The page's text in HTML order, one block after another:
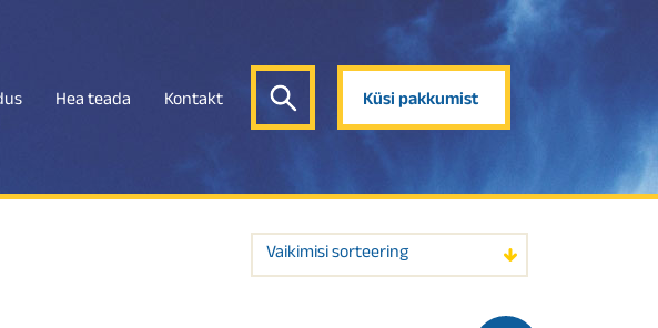
Hea teada Kontakt Küsi pakkumist
Vaikimisi sorteering